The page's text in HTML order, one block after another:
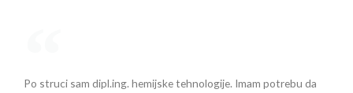
Po struci sam dipl.ing. hemijske tehnologije. Imam potrebu da